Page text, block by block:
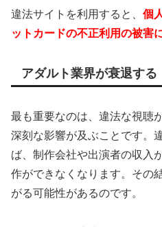
違法サイトを利用すると、 個
ットカードの不正利用の被害
アダルト業界が衰退する
最も重要なのは、違法な視聴
深刻な影響が及ぶことです。
ば、制作会社や出演者の収入
作ができなくなります。その
がる可能性があるのです。